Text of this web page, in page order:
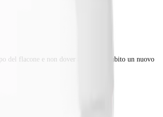
del flacone e non dover acquistare subito un nuovo